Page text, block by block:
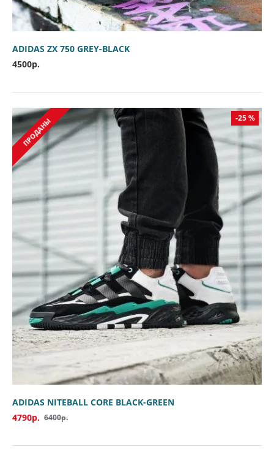
ADIDAS ZX 750 GREY-BLACK
4500р.
-25 %
ПРОДАНЫ
ADIDAS NITEBALL CORE BLACK-GREEN
4790р. 6400р.